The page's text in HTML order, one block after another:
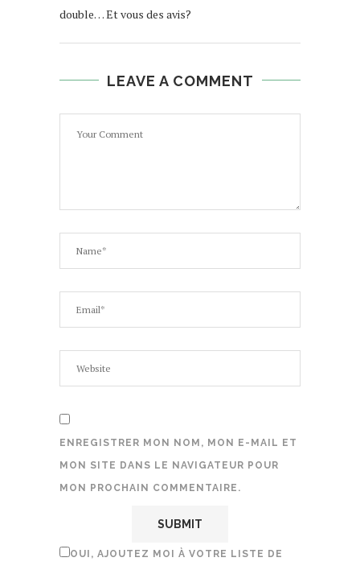
double… Et vous des avis?
LEAVE A COMMENT
ENREGISTRER MON NOM, MON E-MAIL ET
MON SITE DANS LE NAVIGATEUR POUR
MON PROCHAIN COMMENTAIRE.
OUI, AJOUTEZ MOI À VOTRE LISTE DE